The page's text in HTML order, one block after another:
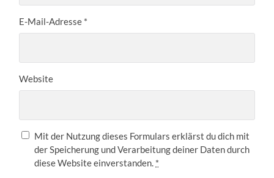
E-Mail-Adresse *
Website
Mit der Nutzung dieses Formulars erklärst du dich mit
der Speicherung und Verarbeitung deiner Daten durch
diese Website einverstanden. *